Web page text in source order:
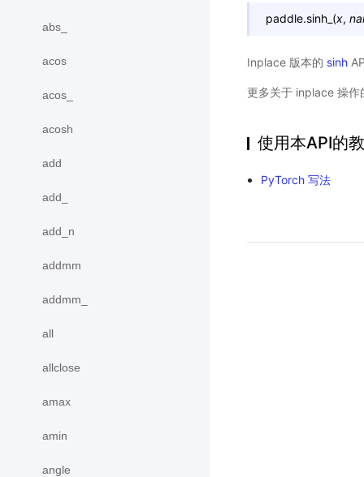
abs_
acos
acos_
acosh
add
add_
add_n
addmm
addmm_
all
allclose
amax
amin
angle
paddle.sinh_ (x,
Inplace 版本的 sinh
更多关于 inplace 操
使用本API的
PyTorch 写法